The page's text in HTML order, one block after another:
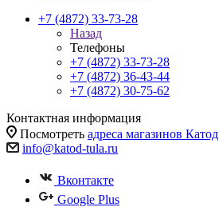
+7 (4872) 33-73-28
Назад
Телефоны
+7 (4872) 33-73-28
+7 (4872) 36-43-44
+7 (4872) 30-75-62
Контактная информация
Посмотреть адреса магазинов Катод
info@katod-tula.ru
Вконтакте
Google Plus